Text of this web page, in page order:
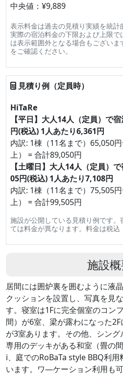
中央値：¥9,889
表示料金は過去の見積り実績を統計
実際の宿泊料金の下限および上限
は表示範囲外となる場合もござい
をご確認ください。
見積り例（定員時）
HiTaRe
【平日】大人14人（定員）で
円(税込) 1人あたり6,361円
内訳: 1棟（11名まで）65,050
上） = 合計89,050円
【土曜日】大人14人（定員）
05円(税込) 1人あたり7,108円
内訳: 1棟（11名まで）75,505
上） = 合計99,505円
施設が公開している見積り例です
ては料金が異なります。料金は税込
施設
居間には囲炉裏を囲むように液
クッションを設置し、写真を見
す。寝室は1Fに完全個室のコン
間）が6室、梁が露わになった2F
が3室あります。その他、シング
専用のデッキがある和室（畳の
i、庭でのRoBaTa style BBQ利
います。ワ―ケーション利用も